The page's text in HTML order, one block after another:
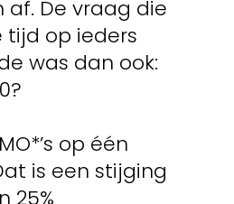
af. De vraag die
tijd op ieders
was dan ook:
op één
is een stijging
25%